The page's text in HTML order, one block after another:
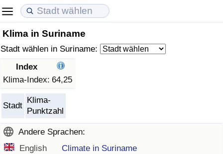
Klima in Suriname
Stadt wählen in Suriname:
Index
Klima-Index: 64,25
Stadt
Klima-
Punktzahl
Andere Sprachen:
English
Climate in Suriname
Lebenshaltungskosten
Lebenshaltungskosten-Index (aktuell)
Lebenshaltungskosten-Index
Lebenshaltungskosten-Index nach Land
in Akaba
Immobilienpreise
Immobilienpreis-Index (aktuell)
Immobilienpreis-Index
Immobilienpreis-Index nach Land
Lebensqualität
Lebensqualität-Index
Lebensqualität-Index (aktuell)
Lebensqualitätsindex nach Land
Kriminalität